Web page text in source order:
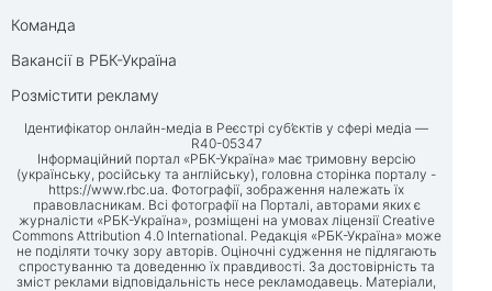
Команда
Вакансії в РБК-Україна
Розмістити рекламу
Ідентифікатор онлайн-медіа в Реєстрі суб’єктів у сфері медіа —
R40-05347
Інформаційний портал «РБК-Україна» має тримовну версію
(українську, російську та англійську), головна сторінка порталу -
https://www.rbc.ua. Фотографії, зображення належать їх
правовласникам. Всі фотографії на Порталі, авторами яких є
журналісти «РБК-Україна», розміщені на умовах ліцензії Creative
Commons Attribution 4.0 International. Редакція «РБК-Україна» може
не поділяти точку зору авторів. Оціночні судження не підлягають
спростуванню та доведенню їх правдивості. За достовірність та
зміст реклами відповідальність несе рекламодавець. Матеріали,